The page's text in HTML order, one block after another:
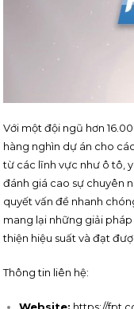
Với một đội ngũ hơn
hàng nghìn dự án cho
từ các lĩnh vực như ô tô,
đánh giá cao sự chuyên
quyết vấn đề nhanh
mang lại những giải
thiện hiệu suất và đạt
Thông tin liên hệ: